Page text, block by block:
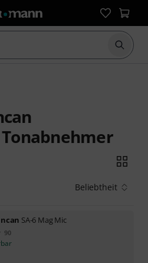
Suche
Beliebtheit
SA-6 Mag Mic
90